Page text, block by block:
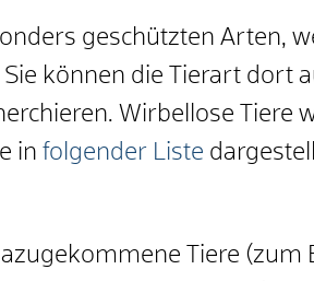
geschützten Arten,
können die Tierart dort
Wirbellose Tiere
in folgender Liste
Tiere (zum